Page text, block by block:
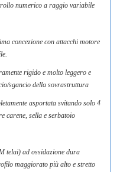
numerico a raggio variabile
concezione con attacchi motore
rigido e molto leggero e
sgancio della sovrastruttura
asportata svitando solo 4
carene, sella e serbatoio
telai) ad ossidazione dura
maggiorato più alto e stretto